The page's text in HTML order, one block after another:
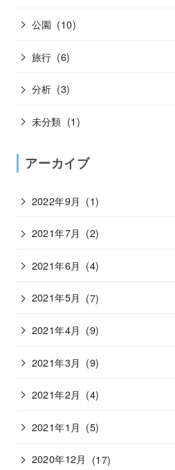
公園 (10)
旅行 (6)
分析 (3)
未分類 (1)
アーカイブ
2022年9月 (1)
2021年7月 (2)
2021年6月 (4)
2021年5月 (7)
2021年4月 (9)
2021年3月 (9)
2021年2月 (4)
2021年1月 (5)
2020年12月 (17)